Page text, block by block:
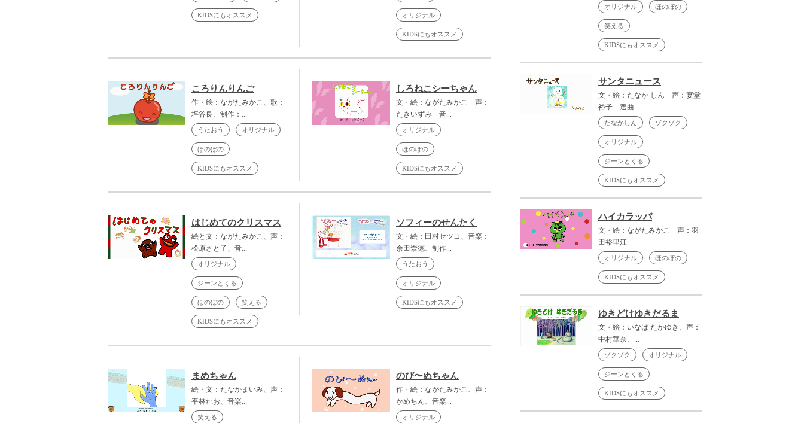
KIDSにもオススメ オリジナル
KIDSにもオススメ
ころりんりんご
作・絵：ながたみかこ、歌：
坪谷良、制作：...
うたおう オリジナル
ほのぼの
KIDSにもオススメ
しろねこシーちゃん
文・絵：ながたみかこ 声：
たきいずみ 音...
オリジナル
ほのぼの
KIDSにもオススメ
はじめてのクリスマス
絵と文：ながたみかこ、声：
松原さと子、音...
オリジナル
ジーンとくる
ほのぼの 笑える
KIDSにもオススメ
ソフィーのせんたく
文・絵：田村セツコ、音楽：
余田崇徳、制作...
うたおう
オリジナル
KIDSにもオススメ
まめちゃん
絵・文：たなかまいみ、声：
平林れお、音楽...
笑える
のび〜ぬちゃん
作・絵：ながたみかこ、声：
かめちん、音楽...
オリジナル
オリジナル ほのぼの
笑える
KIDSにもオススメ
サンタニュース
文・絵：たなか しん 声：宴堂
裕子 選曲...
たなかしん ゾクゾク
オリジナル
ジーンとくる
KIDSにもオススメ
ハイカラッパ
文・絵：ながたみかこ 声：羽
田裕里江
オリジナル ほのぼの
KIDSにもオススメ
ゆきどけゆきだるま
文・絵：いなば たかゆき、声：
中村華奈、...
ゾクゾク オリジナル
ジーンとくる
KIDSにもオススメ